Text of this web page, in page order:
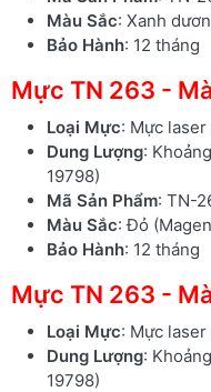
Màu Sắc: Xanh
Bảo Hành: 12 tháng
Mực TN 263 -
Loại Mực: Mực
Dung Lượng:
19798)
Mã Sản Phẩm: TN-
Màu Sắc: Đỏ
Bảo Hành: 12 tháng
Mực TN 263 -
Loại Mực: Mực laser
Dung Lượng:
19798)